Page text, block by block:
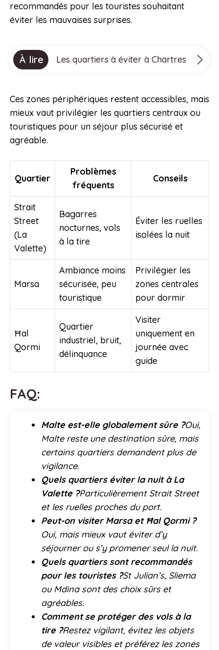
recommandés pour les touristes souhaitant
éviter les mauvaises surprises.
À lire Les quartiers à éviter à Chartres
Ces zones périphériques restent accessibles, mais
mieux vaut privilégier les quartiers centraux ou
touristiques pour un séjour plus sécurisé et
agréable.
Quartier
Problèmes
fréquents
Conseils
Strait
Street
(La
Valette)
Bagarres
nocturnes, vols
à la tire
Éviter les ruelles
isolées la nuit
Marsa
Ambiance moins
sécurisée, peu
touristique
Privilégier les
zones centrales
pour dormir
Ħal
Qormi
Quartier
industriel, bruit,
délinquance
Visiter
uniquement en
journée avec
guide
FAQ:
Malte est-elle globalement sûre ?Oui,
Malte reste une destination sûre, mais
certains quartiers demandent plus de
vigilance.
Quels quartiers éviter la nuit à La
Valette ?Particulièrement Strait Street
et les ruelles proches du port.
Peut-on visiter Marsa et Ħal Qormi ?
Oui, mais mieux vaut éviter d’y
séjourner ou s’y promener seul la nuit.
Quels quartiers sont recommandés
pour les touristes ?St Julian’s, Sliema
ou Mdina sont des choix sûrs et
agréables.
Comment se protéger des vols à la
tire ?Restez vigilant, évitez les objets
de valeur visibles et préférez les zones